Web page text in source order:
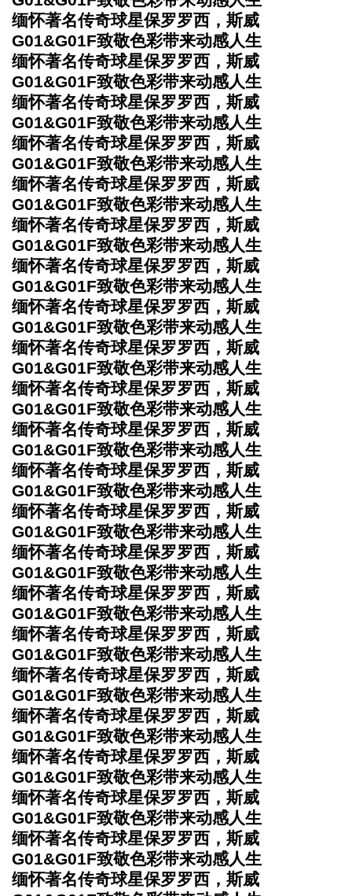
缅怀著名传奇球星保罗罗西，斯威
G01&G01F致敬色彩带来动感人生
缅怀著名传奇球星保罗罗西，斯威
G01&G01F致敬色彩带来动感人生
缅怀著名传奇球星保罗罗西，斯威
G01&G01F致敬色彩带来动感人生
缅怀著名传奇球星保罗罗西，斯威
G01&G01F致敬色彩带来动感人生
缅怀著名传奇球星保罗罗西，斯威
G01&G01F致敬色彩带来动感人生
缅怀著名传奇球星保罗罗西，斯威
G01&G01F致敬色彩带来动感人生
缅怀著名传奇球星保罗罗西，斯威
G01&G01F致敬色彩带来动感人生
缅怀著名传奇球星保罗罗西，斯威
G01&G01F致敬色彩带来动感人生
缅怀著名传奇球星保罗罗西，斯威
G01&G01F致敬色彩带来动感人生
缅怀著名传奇球星保罗罗西，斯威
G01&G01F致敬色彩带来动感人生
缅怀著名传奇球星保罗罗西，斯威
G01&G01F致敬色彩带来动感人生
缅怀著名传奇球星保罗罗西，斯威
G01&G01F致敬色彩带来动感人生
缅怀著名传奇球星保罗罗西，斯威
G01&G01F致敬色彩带来动感人生
缅怀著名传奇球星保罗罗西，斯威
G01&G01F致敬色彩带来动感人生
缅怀著名传奇球星保罗罗西，斯威
G01&G01F致敬色彩带来动感人生
缅怀著名传奇球星保罗罗西，斯威
G01&G01F致敬色彩带来动感人生
缅怀著名传奇球星保罗罗西，斯威
G01&G01F致敬色彩带来动感人生
缅怀著名传奇球星保罗罗西，斯威
G01&G01F致敬色彩带来动感人生
缅怀著名传奇球星保罗罗西，斯威
G01&G01F致敬色彩带来动感人生
缅怀著名传奇球星保罗罗西，斯威
G01&G01F致敬色彩带来动感人生
缅怀著名传奇球星保罗罗西，斯威
G01&G01F致敬色彩带来动感人生
缅怀著名传奇球星保罗罗西，斯威